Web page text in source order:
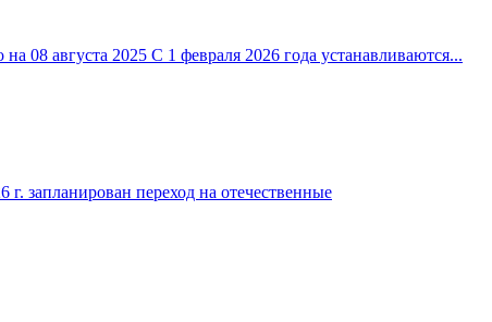
08 августа 2025 С 1 февраля 2026 года устанавливаются...
запланирован переход на отечественные